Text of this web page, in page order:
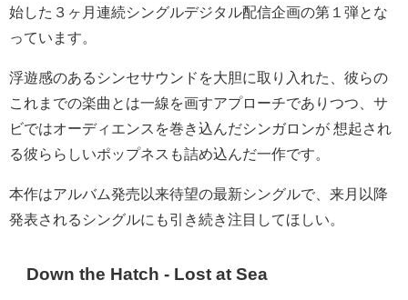
始した３ヶ月連続シングルデジタル配信企画の第１弾とな
っています。
浮遊感のあるシンセサウンドを大胆に取り入れた、彼らの
これまでの楽曲とは一線を画すアプローチでありつつ、サ
ビではオーディエンスを巻き込んだシンガロンが 想起され
る彼ららしいポップネスも詰め込んだ一作です。
本作はアルバム発売以来待望の最新シングルで、来月以降
発表されるシングルにも引き続き注目してほしい。
Down the Hatch - Lost at Sea